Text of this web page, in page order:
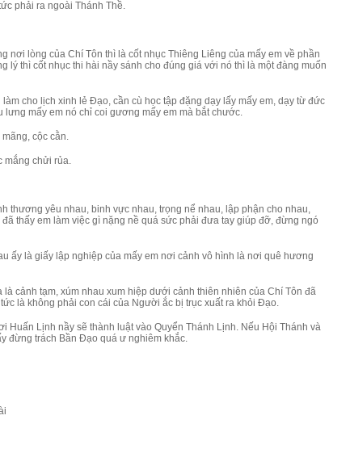
phải ra ngoài Thánh Thề.
nơi lòng của Chí Tôn thì là cốt nhục Thiêng Liêng của mấy em về phần
lý thì cốt nhục thi hài nầy sánh cho đúng giá với nó thì là một đàng muốn
cho lịch xinh lẻ Đạo, cần cù học tập đặng dạy lấy mấy em, dạy từ đức
lưng mấy em nó chỉ coi gương mấy em mà bắt chước.
cộc cằn.
mắng chửi rủa.
thương yêu nhau, binh vực nhau, trọng nể nhau, lập phận cho nhau,
thấy em làm việc gì nặng nề quá sức phải đưa tay giúp đỡ, đừng ngó
ấy là giấy lập nghiệp của mấy em nơi cảnh vô hình là nơi quê hương
là cảnh tạm, xúm nhau xum hiệp dưới cảnh thiên nhiên của Chí Tôn đã
là không phải con cái của Người ắc bị trục xuất ra khỏi Đạo.
Huấn Lịnh nầy sẽ thành luật vào Quyển Thánh Lịnh. Nếu Hội Thánh và
đừng trách Bần Đạo quá ư nghiêm khắc.